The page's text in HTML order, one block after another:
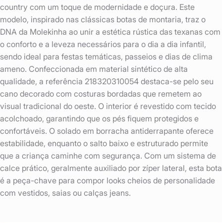
country com um toque de modernidade e doçura. Este
modelo, inspirado nas clássicas botas de montaria, traz o
DNA da Molekinha ao unir a estética rústica das texanas com
o conforto e a leveza necessários para o dia a dia infantil,
sendo ideal para festas temáticas, passeios e dias de clima
ameno. Confeccionada em material sintético de alta
qualidade, a referência 218320310054 destaca-se pelo seu
cano decorado com costuras bordadas que remetem ao
visual tradicional do oeste. O interior é revestido com tecido
acolchoado, garantindo que os pés fiquem protegidos e
confortáveis. O solado em borracha antiderrapante oferece
estabilidade, enquanto o salto baixo e estruturado permite
que a criança caminhe com segurança. Com um sistema de
calce prático, geralmente auxiliado por zíper lateral, esta bota
é a peça-chave para compor looks cheios de personalidade
com vestidos, saias ou calças jeans.